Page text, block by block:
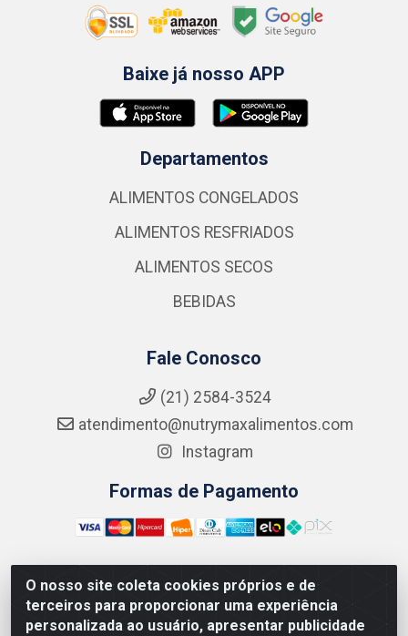
O nosso site coleta cookies próprios e de
terceiros para proporcionar uma experiência
personalizada ao usuário, apresentar publicidade
Baixe já nosso APP
Departamentos
ALIMENTOS CONGELADOS
ALIMENTOS RESFRIADOS
ALIMENTOS SECOS
BEBIDAS
Fale Conosco
(21) 2584-3524
atendimento@nutrymaxalimentos.com
Instagram
Formas de Pagamento
NUTRY MAX COMÉRCIO DE PRODUTOS ALIMENTICIOS
LTDA - RUA DO FEIJÃO, 721 PENHA CIRCULAR/RJ -